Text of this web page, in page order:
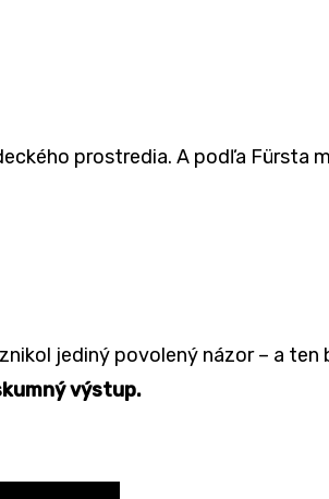
ého prostredia. A podľa Fürsta
jediný povolený názor – a
výstup.